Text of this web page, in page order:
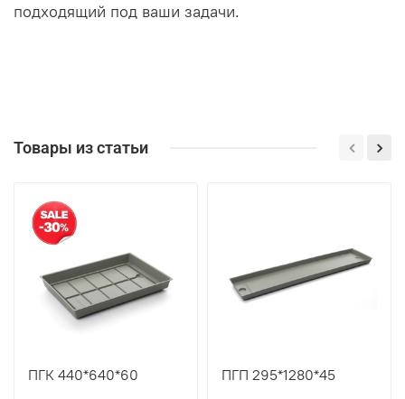
подходящий под ваши задачи.
Товары из статьи
ПГК 440*640*60 ПГП 295*1280*45